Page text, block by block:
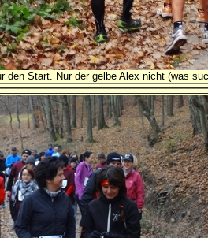
den Start. Nur der gelbe Alex nicht (was